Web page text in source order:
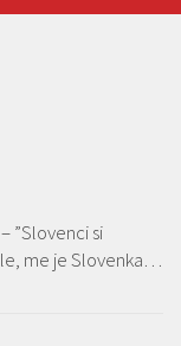
”Slovenci si
me je Slovenka…